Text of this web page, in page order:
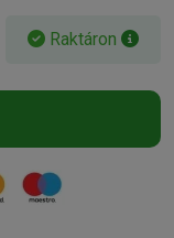
Raktáron